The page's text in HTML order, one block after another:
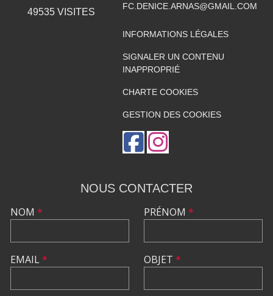
49535VISITES
FC.DENICE.ARNAS@GMAIL.COM
INFORMATIONS LÉGALES
SIGNALER UN CONTENU
INAPPROPRIÉ
CHARTE COOKIES
GESTION DES COOKIES
NOUS CONTACTER
NOM *
EMAIL*
PRÉNOM *
OBJET *